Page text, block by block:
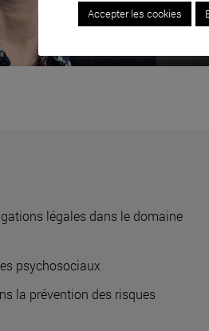
légales dans le domaine
psychosociaux
la prévention des risques
Accepter les cookies